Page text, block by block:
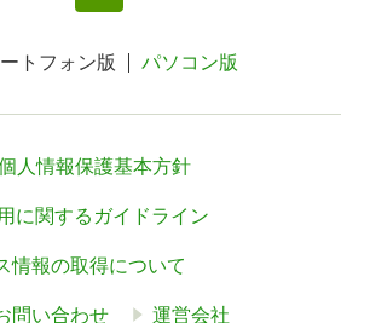
トフォン版 パソコン版
人情報保護基本方針
に関するガイドライン
情報の取得について
問い合わせ 運営会社